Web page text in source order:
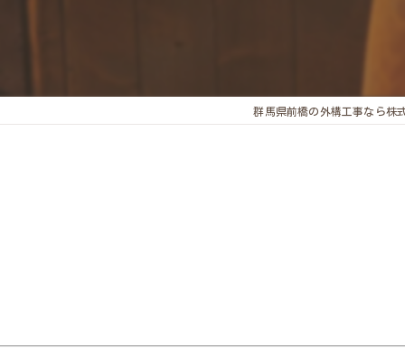
群馬県前橋の外構工事なら株